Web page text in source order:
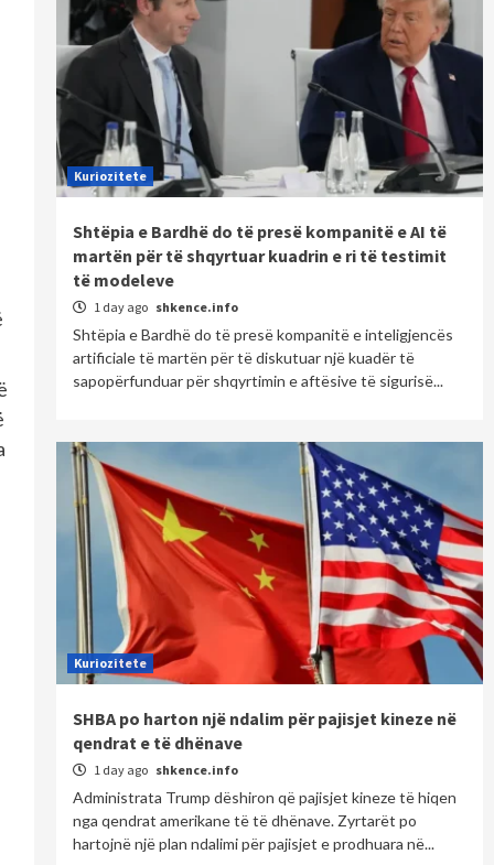
Kuriozitete
Shtëpia e Bardhë do të presë kompanitë e AI të
martën për të shqyrtuar kuadrin e ri të testimit
të modeleve
1 day ago shkence.info
Shtëpia e Bardhë do të presë kompanitë e inteligjencës
artificiale të martën për të diskutuar një kuadër të
sapopërfunduar për shqyrtimin e aftësive të sigurisë...
Kuriozitete
SHBA po harton një ndalim për pajisjet kineze në
qendrat e të dhënave
1 day ago shkence.info
Administrata Trump dëshiron që pajisjet kineze të hiqen
nga qendrat amerikane të të dhënave. Zyrtarët po
hartojnë një plan ndalimi për pajisjet e prodhuara në...